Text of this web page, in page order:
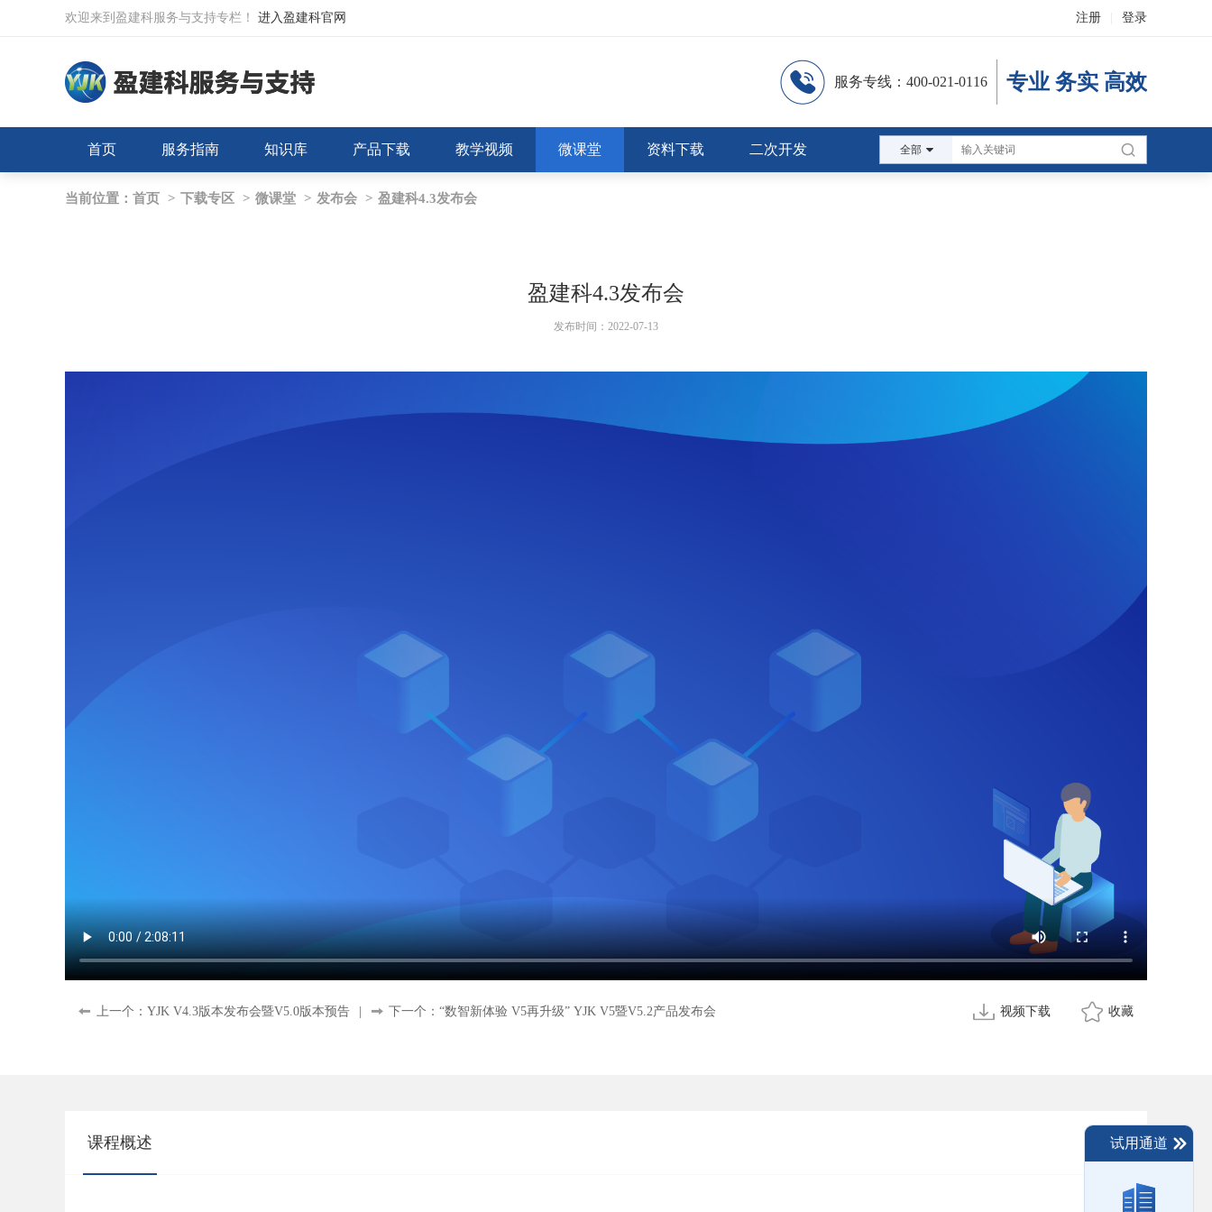
欢迎来到盈建科服务与支持专栏！ 进入盈建科官网 注册 登录
服务专线：400-021-0116 专业 务实 高效
首页 服务指南 知识库 产品下载 教学视频 微课堂 资料下载 二次开发 全部
当前位置： 首页 > 下载专区 > 微课堂 > 发布会 > 盈建科4.3发布会
盈建科4.3发布会
发布时间：2022-07-13
上一个：YJK V4.3版本发布会暨V5.0版本预告 下一个：“数智新体验 V5再升级” YJK V5暨V5.2产品发布会 视频下载 收藏
课程概述 试用通道